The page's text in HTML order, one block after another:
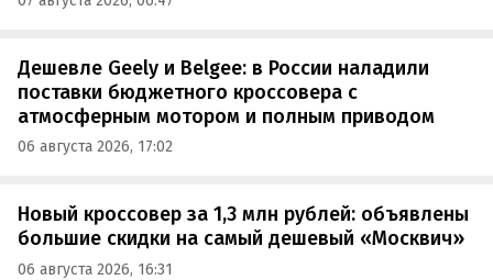
Дешевле Geely и Belgee: в России наладили
поставки бюджетного кроссовера с
атмосферным мотором и полным приводом
06 августа 2026, 17:02
Новый кроссовер за 1,3 млн рублей: объявлены
большие скидки на самый дешевый «Москвич»
06 августа 2026, 16:31